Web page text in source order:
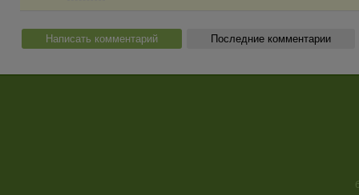
Написать комментарий Последние комментарии